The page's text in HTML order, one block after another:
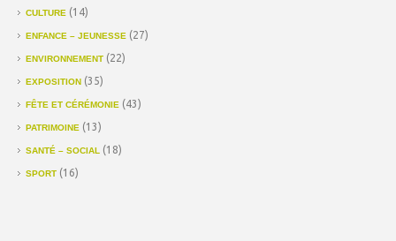
CULTURE (14)
ENFANCE – JEUNESSE (27)
ENVIRONNEMENT (22)
EXPOSITION (35)
FÊTE ET CÉRÉMONIE (43)
PATRIMOINE (13)
SANTÉ – SOCIAL (18)
SPORT (16)